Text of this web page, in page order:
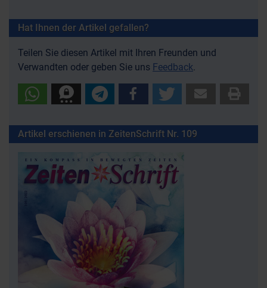
Hat Ihnen der Artikel gefallen?
Teilen Sie diesen Artikel mit Ihren Freunden und
Verwandten oder geben Sie uns Feedback.
Artikel erschienen in ZeitenSchrift Nr. 109